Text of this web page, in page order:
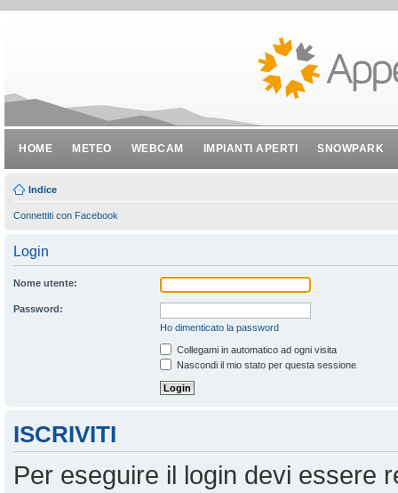
HOME METEO WEBCAM IMPIANTI APERTI SNOWPARK
Indice
Connettiti con Facebook
Login
Nome utente:
Password:
Ho dimenticato la password
Collegami in automatico ad ogni visita
Nascondi il mio stato per questa sessione
ISCRIVITI
Per eseguire il login devi essere